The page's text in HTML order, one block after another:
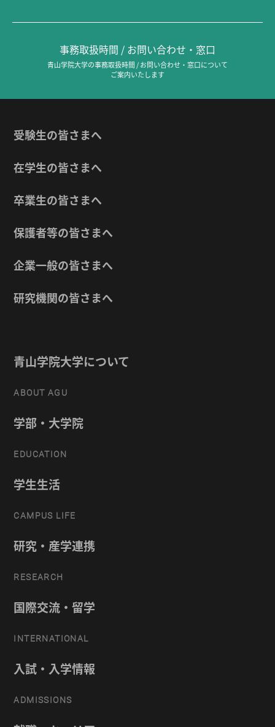
事務取扱時間 / お問い合わせ・窓口
青山学院大学の事務取扱時間 / お問い合わせ・窓口について
ご案内いたします
受験生の皆さまへ
在学生の皆さまへ
卒業生の皆さまへ
保護者等の皆さまへ
企業一般の皆さまへ
研究機関の皆さまへ
青山学院大学について
ABOUT AGU
学部・大学院
EDUCATION
学生生活
CAMPUS LIFE
研究・産学連携
RESEARCH
国際交流・留学
INTERNATIONAL
入試・入学情報
ADMISSIONS